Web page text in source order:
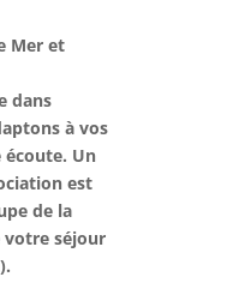
Mer et
dans
à vos
Un
est
de la
séjour